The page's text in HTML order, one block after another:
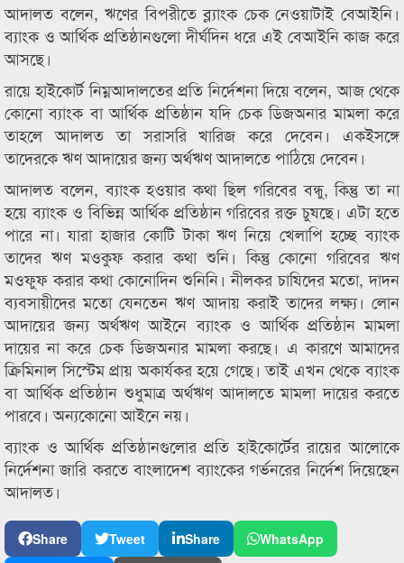
আদালত বলেন, ঋণের বিপরীতে ব্ল্যাংক চেক নেওয়াটাই বেআইনি।
ব্যাংক ও আর্থিক প্রতিষ্ঠানগুলো দীর্ঘদিন ধরে এই বেআইনি কাজ করে
আসছে।
রায়ে হাইকোর্ট নিম্নআদালতের প্রতি নির্দেশনা দিয়ে বলেন, আজ থেকে
কোনো ব্যাংক বা আর্থিক প্রতিষ্ঠান যদি চেক ডিজঅনার মামলা করে
তাহলে আদালত তা সরাসরি খারিজ করে দেবেন। একইসঙ্গে
তাদেরকে ঋণ আদায়ের জন্য অর্থঋণ আদালতে পাঠিয়ে দেবেন।
আদালত বলেন, ব্যাংক হওয়ার কথা ছিল গরিবের বন্ধু, কিন্তু তা না
হয়ে ব্যাংক ও বিভিন্ন আর্থিক প্রতিষ্ঠান গরিবের রক্ত চুষছে। এটা হতে
পারে না। যারা হাজার কোটি টাকা ঋণ নিয়ে খেলাপি হচ্ছে ব্যাংক
তাদের ঋণ মওকুফ করার কথা শুনি। কিন্তু কোনো গরিবের ঋণ
মওফুফ করার কথা কোনোদিন শুনিনি। নীলকর চাষিদের মতো, দাদন
ব্যবসায়ীদের মতো যেনতেন ঋণ আদায় করাই তাদের লক্ষ্য। লোন
আদায়ের জন্য অর্থঋণ আইনে ব্যাংক ও আর্থিক প্রতিষ্ঠান মামলা
দায়ের না করে চেক ডিজঅনার মামলা করছে। এ কারণে আমাদের
ক্রিমিনাল সিস্টেম প্রায় অকার্যকর হয়ে গেছে। তাই এখন থেকে ব্যাংক
বা আর্থিক প্রতিষ্ঠান শুধুমাত্র অর্থঋণ আদালতে মামলা দায়ের করতে
পারবে। অন্যকোনো আইনে নয়।
ব্যাংক ও আর্থিক প্রতিষ্ঠানগুলোর প্রতি হাইকোর্টের রায়ের আলোকে
নির্দেশনা জারি করতে বাংলাদেশ ব্যাংকের গর্ভনরের নির্দেশ দিয়েছেন
আদালত।
Share Tweet Share
WhatsApp